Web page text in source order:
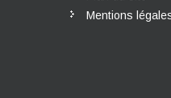
Mentions